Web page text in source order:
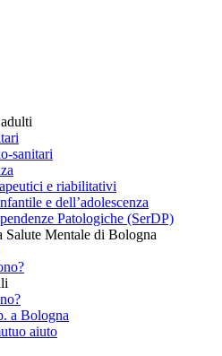
sanitari
e riabilitativi
e dell’adolescenza
Patologiche (SerDP)
Salute Mentale di Bologna
a Bologna
aiuto